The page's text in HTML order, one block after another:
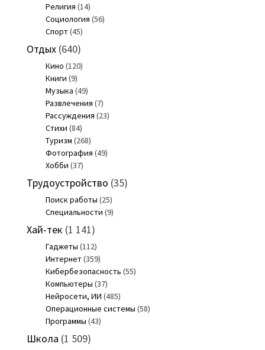
Религия (14)
Социология (56)
Спорт(45)
Отдых(640)
Кино (120)
Книги (9)
Музыка (49)
Развлечения (7)
Рассуждения (23)
Стихи (84)
Туризм (268)
Фотография (49)
Хобби (37)
Трудоустройство (35)
Поиск работы (25)
Специальности (9)
Хай-тек (1 141)
Гаджеты (112)
Интернет(359)
Кибербезопасность (55)
Компьютеры (37)
Нейросети, ИИ (485)
Операционные системы (58)
Программы (43)
Школа (1 509)